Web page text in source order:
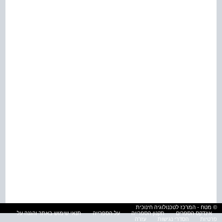
© מטח - המרכז לטכנולוגיה חינוכית
אינדקס הספרים
תקנון הספרייה על הספרייה
תנאי שימוש באתר והגנה על
פרטיות
הסדרי נגישות עזרה